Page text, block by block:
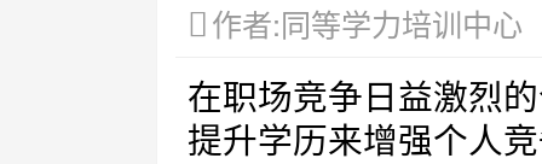
作者:同等学力培训中心
在职场竞争日益激烈
提升学历来增强个人